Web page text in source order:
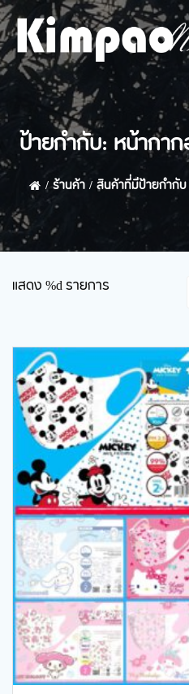
ป้ายกำกับ: หน้ากา
ร้านค้า สินค้าที่มีป้ายกำกั
แสดง %d รายการ